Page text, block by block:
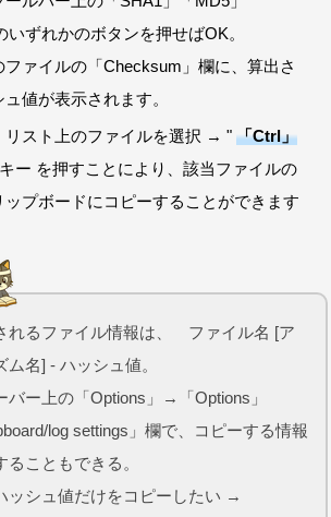
いずれかのボタンを押せばOK。
ファイルの「Checksum」欄に、算出さ
値が表示されます。
リスト上のファイルを選択 → " 「Ctrl」
ー を押すことにより、該当ファイルの
ップボードにコピーすることができます
れるファイル情報は、 ファイル名 [ア
ム名] - ハッシュ値。
バー上の「Options」→「Options」
log settings」欄で、コピーする情報
ることもできる。
シュ値だけをコピーしたい →